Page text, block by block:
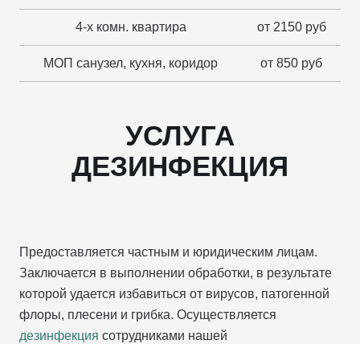
4-х комн. квартира от 2150 руб
МОП санузел, кухня, коридор от 850 руб
УСЛУГА
ДЕЗИНФЕКЦИЯ
Предоставляется частным и юридическим лицам.
Заключается в выполнении обработки, в результате
которой удается избавиться от вирусов, патогенной
флоры, плесени и грибка. Осуществляется
дезинфекция сотрудниками нашей